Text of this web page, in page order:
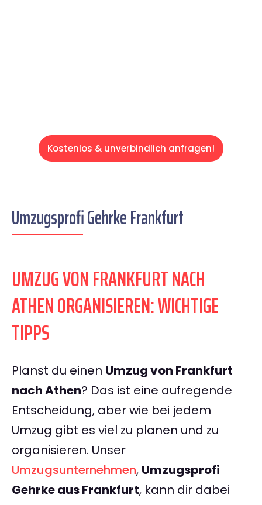
Kostenlos & unverbindlich anfragen!
Umzugsprofi Gehrke Frankfurt
UMZUG VON FRANKFURT NACH
ATHEN ORGANISIEREN: WICHTIGE
TIPPS
Planst du einen Umzug von Frankfurt
nach Athen? Das ist eine aufregende
Entscheidung, aber wie bei jedem
Umzug gibt es viel zu planen und zu
organisieren. Unser
Umzugsunternehmen, Umzugsprofi
Gehrke aus Frankfurt, kann dir dabei